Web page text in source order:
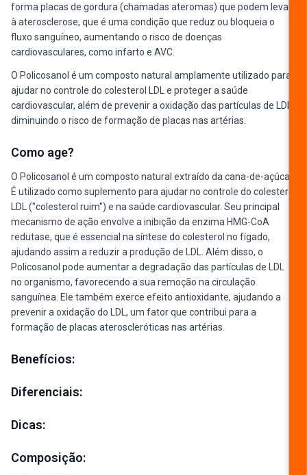
forma placas de gordura (chamadas ateromas) que podem levar
à aterosclerose, que é uma condição que reduz ou bloqueia o
fluxo sanguíneo, aumentando o risco de doenças
cardiovasculares, como infarto e AVC.
O Policosanol é um composto natural amplamente utilizado para
ajudar no controle do colesterol LDL e proteger a saúde
cardiovascular, além de prevenir a oxidação das partículas de LDL,
diminuindo o risco de formação de placas nas artérias.
Como age?
O Policosanol é um composto natural extraído da cana-de-açúcar.
É utilizado como suplemento para ajudar no controle do colesterol
LDL ("colesterol ruim") e na saúde cardiovascular. Seu principal
mecanismo de ação envolve a inibição da enzima HMG-CoA
redutase, que é essencial na síntese do colesterol no fígado,
ajudando assim a reduzir a produção de LDL. Além disso, o
Policosanol pode aumentar a degradação das partículas de LDL
no organismo, favorecendo a sua remoção na circulação
sanguínea. Ele também exerce efeito antioxidante, ajudando a
prevenir a oxidação do LDL, um fator que contribui para a
formação de placas ateroscleróticas nas artérias.
Benefícios:
Diferenciais:
Dicas:
Composição: